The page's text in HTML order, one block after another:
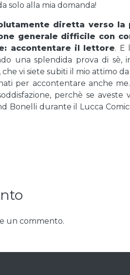
solo alla mia domanda!
diretta verso la
generale difficile con
accontentare il lettore. E
una splendida prova di sè,
che vi siete subiti il mio attimo
per accontentare anche
perchè se aveste
Bonelli durante il Lucca
un commento.